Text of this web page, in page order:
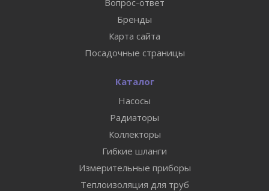
Вопрос-ответ
Бренды
Карта сайта
Посадочные страницы
Каталог
Насосы
Радиаторы
Коллекторы
Гибкие шланги
Измерительные приборы
Теплоизоляция для труб